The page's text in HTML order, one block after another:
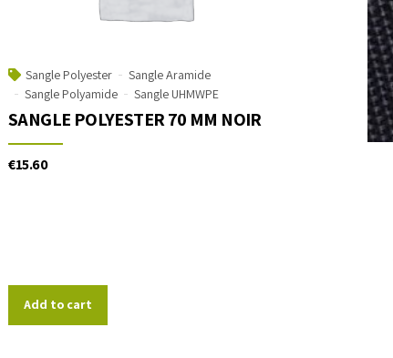
Sangle Polyester
Sangle Aramide
Sangle Polyamide
Sangle UHMWPE
SANGLE POLYESTER 70 MM NOIR
€15.60
Add to cart